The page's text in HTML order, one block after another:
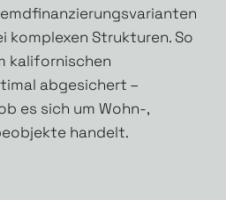
komplexen Strukturen. So
kalifornischen
abgesichert –
es sich um Wohn-,
handelt.